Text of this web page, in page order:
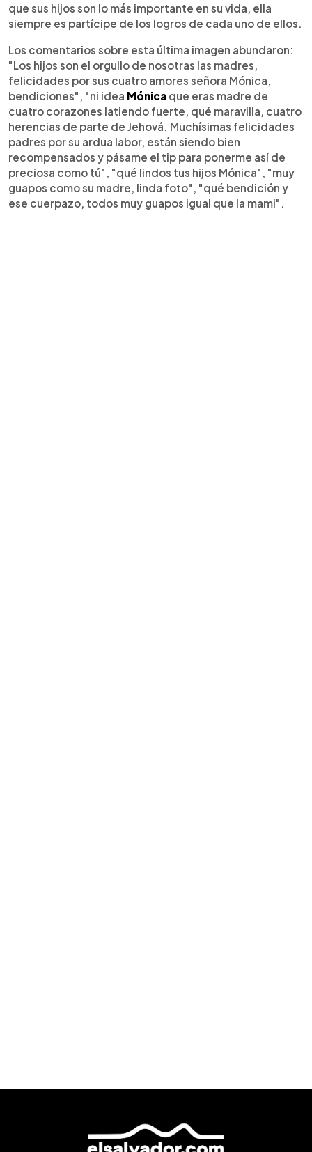
que sus hijos son lo más importante en su vida, ella
siempre es partícipe de los logros de cada uno de ellos.
Los comentarios sobre esta última imagen abundaron:
"Los hijos son el orgullo de nosotras las madres,
felicidades por sus cuatro amores señora Mónica,
bendiciones", "ni idea Mónica que eras madre de
cuatro corazones latiendo fuerte, qué maravilla, cuatro
herencias de parte de Jehová. Muchísimas felicidades
padres por su ardua labor, están siendo bien
recompensados y pásame el tip para ponerme así de
preciosa como tú", "qué lindos tus hijos Mónica", "muy
guapos como su madre, linda foto", "qué bendición y
ese cuerpazo, todos muy guapos igual que la mami".